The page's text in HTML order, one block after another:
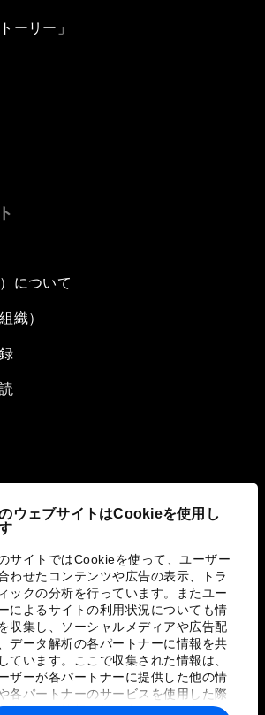
ウェブサイトはCookieを使用し
サイトではCookieを使って、ユーザー
わせたコンテンツや広告の表示、トラ
ックの分析を行っています。またユー
によるサイトの利用状況についても情
収集し、ソーシャルメディアや広告配
データ解析の各パートナーに情報を共
ています。ここで収集された情報は、
ザーが各パートナーに提供した他の情
各パートナーのサービスを使用した際
集された情報と組み合わされ、各パー
Economy
Progress and Promise
Creativity
ocracy
for Environmental Risk?
Mobility
on Europe
Shadow
ーリー」
について
織）
の取り組み